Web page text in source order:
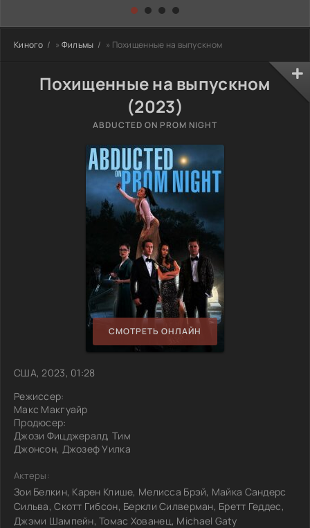
Киного » Фильмы » Похищенные на выпускном
Похищенные на выпускном
(2023)
ABDUCTED ON PROM NIGHT
СМОТРЕТЬ ОНЛАЙН
США, 2023, 01:28
Режиссер:
Макс Макгуайр
Продюсер:
Джози Фицджералд, Тим
Джонсон, Джозеф Уилка
Актеры:
Зои Белкин, Карен Клише, Мелисса Брэй, Майка Сандерс
Сильва, Скотт Гибсон, Беркли Силверман, Бретт Геддес,
Джэми Шампейн, Томас Хованец, Michael Gaty